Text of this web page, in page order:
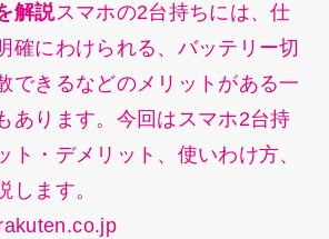
解説スマホの2台持ちには、仕
確にわけられる、バッテリー切
できるなどのメリットがある一
あります。今回はスマホ2台持
ト・デメリット、使いわけ方、
します。